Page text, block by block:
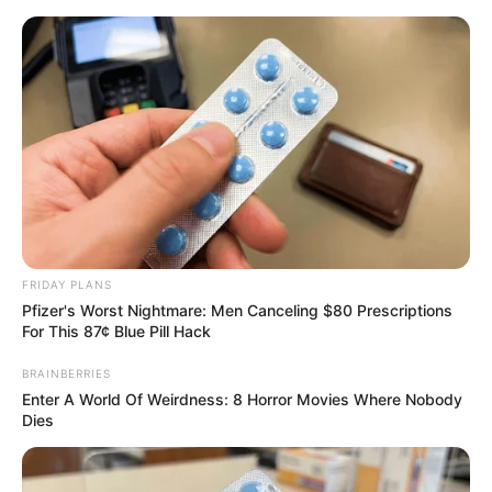
Rieslochfälle im Bayerischen Wald
Kreis Regen Bayerischer Wald
FRIDAY PLANS
Pfizer's Worst Nightmare: Men Canceling $80 Prescriptions
For This 87¢ Blue Pill Hack
BRAINBERRIES
Enter A World Of Weirdness: 8 Horror Movies Where Nobody
Dies